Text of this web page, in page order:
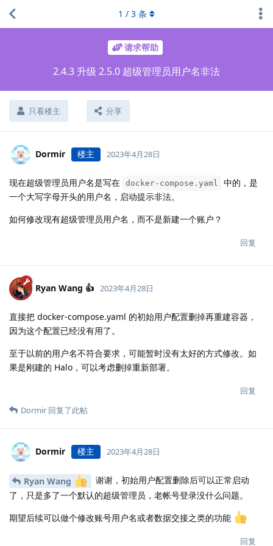
请求帮助
2.4.3 升级 2.5.0 超级管理员用户名非法
只看楼主 分享
1 / 3 条
Dormir 楼主 2023年4月28日
现在超级管理员用户名是写在 docker-compose.yaml
中的，是
一个大写字母开头的用户名，启动提示非法。
如何修改现有超级管理员用户名，而不是新建一个账户？
回复
Ryan Wang 👍 2023年4月28日
直接把 docker-compose.yaml 的初始用户配置删掉再重建容器，
因为这个配置已经没有用了。
至于以前的用户名不符合要求，可能暂时没有太好的方式修改。如
果是刚建的 Halo，可以考虑删掉重新部署。
回复
Dormir 回复了此帖
Dormir 楼主 2023年4月28日
Ryan Wang
谢谢，初始用户配置删除后可以正常启动
了，只是多了一个默认的超级管理员，老帐号登录没什么问题。
期望后续可以做个修改账号用户名或者数据交接之类的功能
回复